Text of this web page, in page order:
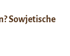
Sowjetische